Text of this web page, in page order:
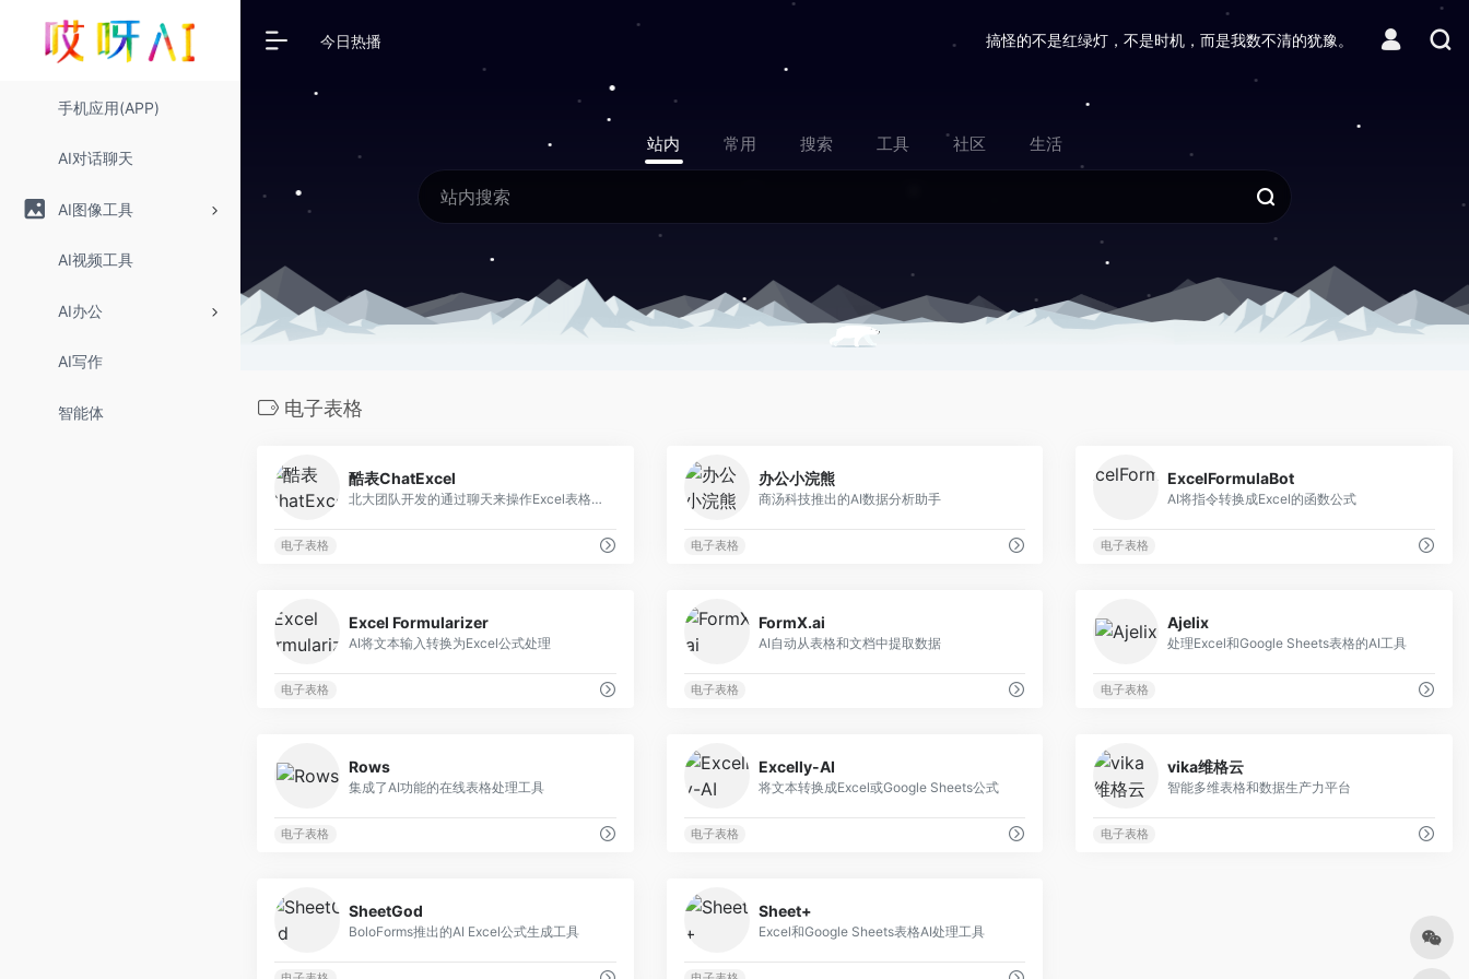
手机应用(APP)
AI对话聊天
AI图像工具
AI视频工具
AI办公
AI写作
智能体
今日热播 搞怪的不是红绿灯，不是时机，而是我数不清的犹豫。
站内 常用 搜索 工具 社区 生活
电子表格
酷表ChatExcel
北大团队开发的通过聊天来操作Excel表格的AI工具
电子表格
办公小浣熊
商汤科技推出的AI数据分析助手
电子表格
ExcelFormulaBot
AI将指令转换成Excel的函数公式
电子表格
Excel Formularizer
AI将文本输入转换为Excel公式处理
电子表格
FormX.ai
AI自动从表格和文档中提取数据
电子表格
Ajelix
处理Excel和Google Sheets表格的AI工具
电子表格
Rows
集成了AI功能的在线表格处理工具
电子表格
Excelly-AI
将文本转换成Excel或Google Sheets公式
电子表格
vika维格云
智能多维表格和数据生产力平台
电子表格
SheetGod
BoloForms推出的AI Excel公式生成工具
Sheet+
Excel和Google Sheets表格AI处理工具